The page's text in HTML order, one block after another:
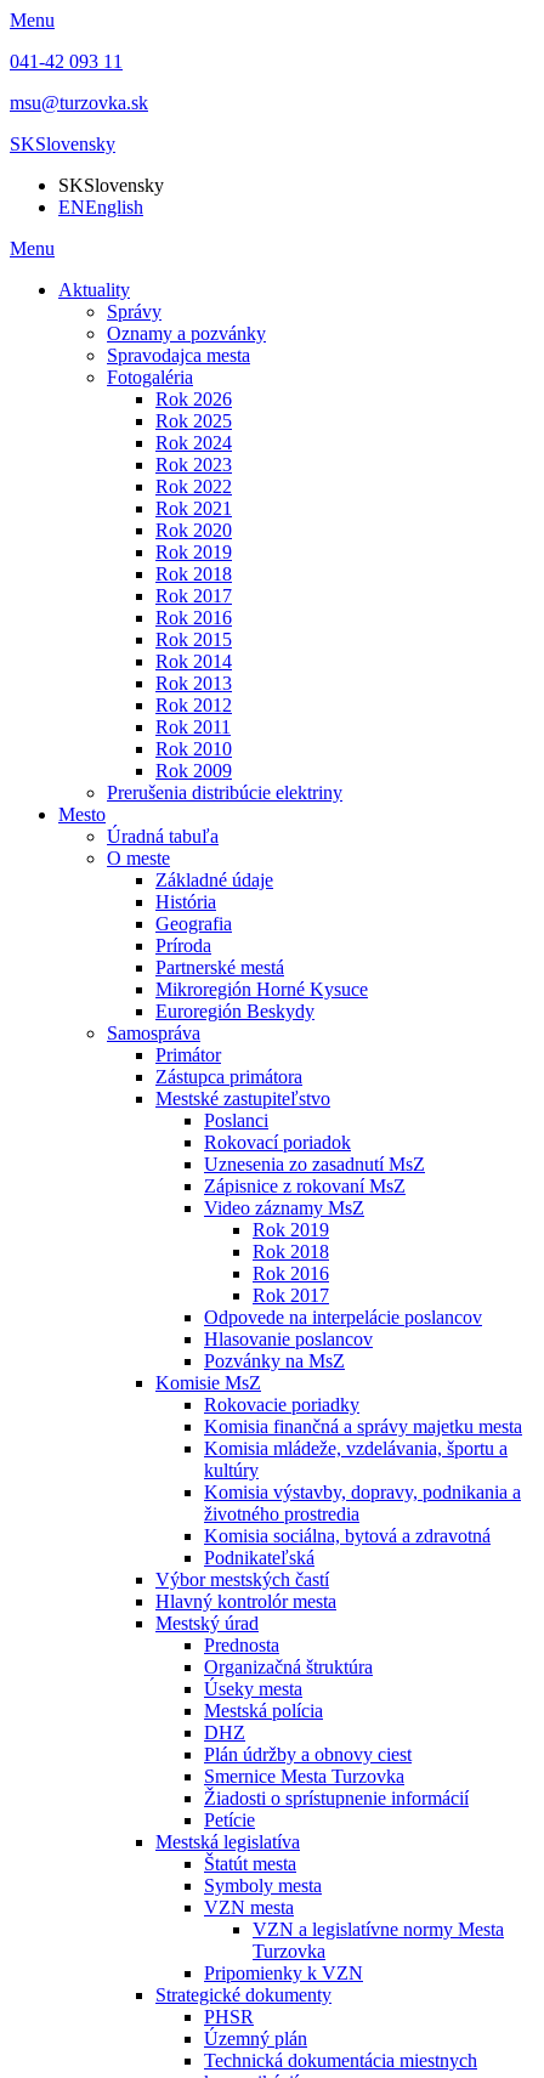
Menu
041-42 093 11
msu@turzovka.sk
SKSlovensky
SKSlovensky
ENEnglish
Menu
Aktuality
Správy
Oznamy a pozvánky
Spravodajca mesta
Fotogaléria
Rok 2026
Rok 2025
Rok 2024
Rok 2023
Rok 2022
Rok 2021
Rok 2020
Rok 2019
Rok 2018
Rok 2017
Rok 2016
Rok 2015
Rok 2014
Rok 2013
Rok 2012
Rok 2011
Rok 2010
Rok 2009
Prerušenia distribúcie elektriny
Mesto
Úradná tabuľa
O meste
Základné údaje
História
Geografia
Príroda
Partnerské mestá
Mikroregión Horné Kysuce
Euroregión Beskydy
Samospráva
Primátor
Zástupca primátora
Mestské zastupiteľstvo
Poslanci
Rokovací poriadok
Uznesenia zo zasadnutí MsZ
Zápisnice z rokovaní MsZ
Video záznamy MsZ
Rok 2019
Rok 2018
Rok 2016
Rok 2017
Odpovede na interpelácie poslancov
Hlasovanie poslancov
Pozvánky na MsZ
Komisie MsZ
Rokovacie poriadky
Komisia finančná a správy majetku mesta
Komisia mládeže, vzdelávania, športu a
kultúry
Komisia výstavby, dopravy, podnikania a
životného prostredia
Komisia sociálna, bytová a zdravotná
Podnikateľská
Výbor mestských častí
Hlavný kontrolór mesta
Mestský úrad
Prednosta
Organizačná štruktúra
Úseky mesta
Mestská polícia
DHZ
Plán údržby a obnovy ciest
Smernice Mesta Turzovka
Žiadosti o sprístupnenie informácií
Petície
Mestská legislatíva
Štatút mesta
Symboly mesta
VZN mesta
VZN a legislatívne normy Mesta
Turzovka
Pripomienky k VZN
Strategické dokumenty
PHSR
Územný plán
Technická dokumentácia miestnych